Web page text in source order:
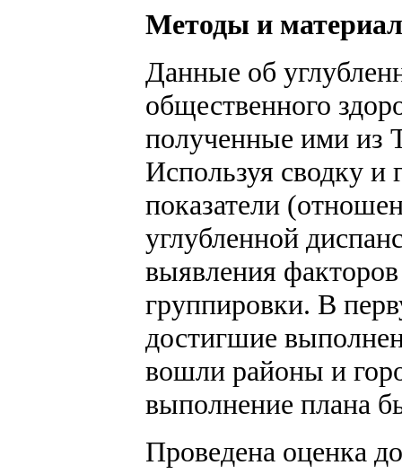
Методы и
Данные об
общественного
полученные ими из
Используя сводку и
показатели
углубленной
выявления
группировки. В
достигшие
вошли районы и
выполнение плана
Проведена оценка